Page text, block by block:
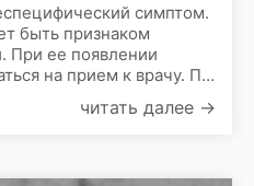
симптом.
быть признаком
При ее появлении
на прием к врачу. По
читать далее →